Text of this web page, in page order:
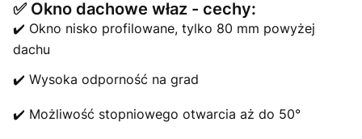
✅ Okno dachowe właz - cechy:
✔️ Okno nisko profilowane, tylko 80 mm powyżej
dachu
✔️ Wysoka odporność na grad
✔️ Możliwość stopniowego otwarcia aż do 50°